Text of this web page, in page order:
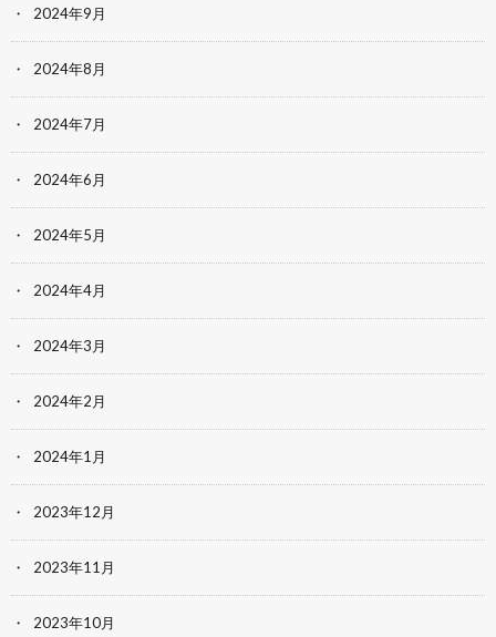
2024年9月
2024年8月
2024年7月
2024年6月
2024年5月
2024年4月
2024年3月
2024年2月
2024年1月
2023年12月
2023年11月
2023年10月